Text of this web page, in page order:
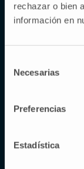
rechazar o bien
información en
Necesarias
Preferencias
Estadística
Espanha a
avançada,
elevada
doente e